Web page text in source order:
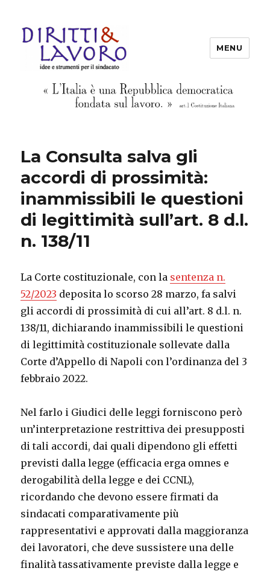
Diritti & Lavoro
MENU
La Consulta salva gli
accordi di prossimità:
inammissibili le questioni
di legittimità sull’art. 8 d.l.
n. 138/11
La Corte costituzionale, con la sentenza n.
52/2023 deposita lo scorso 28 marzo, fa salvi
gli accordi di prossimità di cui all’art. 8 d.l. n.
138/11, dichiarando inammissibili le questioni
di legittimità costituzionale sollevate dalla
Corte d’Appello di Napoli con l’ordinanza del 3
febbraio 2022.
Nel farlo i Giudici delle leggi forniscono però
un’interpretazione restrittiva dei presupposti
di tali accordi, dai quali dipendono gli effetti
previsti dalla legge (efficacia erga omnes e
derogabilità della legge e dei CCNL),
ricordando che devono essere firmati da
sindacati comparativamente più
rappresentativi e approvati dalla maggioranza
dei lavoratori, che deve sussistere una delle
finalità tassativamente previste dalla legge e